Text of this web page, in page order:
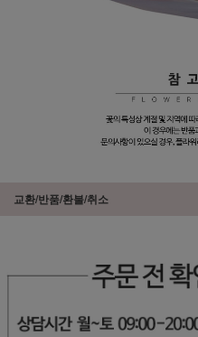
교환/반품/환불/취소